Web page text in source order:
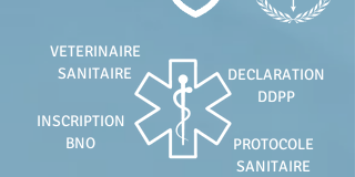
DECLARATION
DDPP
INSCRIPTION
BNO
VETERINAIRE
SANITAIRE
PROTOCOLE
SANITAIRE